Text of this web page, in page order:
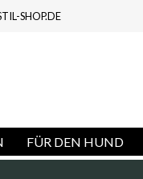
SHOP.DE
FÜR DEN HUND